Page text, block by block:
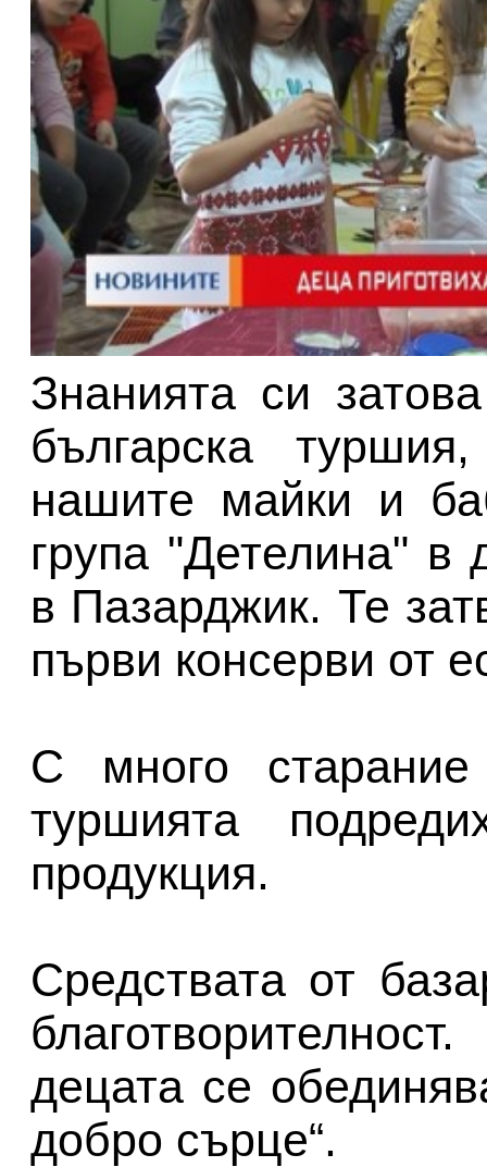
Знанията си
българска
нашите майки и
група "Детелина" в
в Пазарджик. Те
първи консерви от
С много
туршията
продукция.
Средствата от
децата се
добро сърце“.